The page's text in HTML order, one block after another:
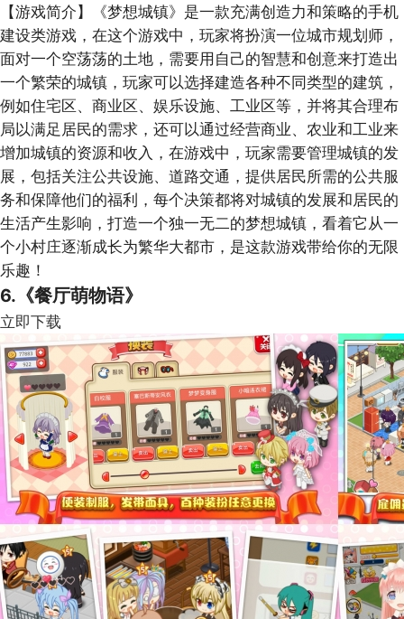
【游戏简介】
《梦想城镇》是一款充满创造力和策略的手机
建设类游戏，在这个游戏中，玩家将扮演一位城市规划师，
面对一个空荡荡的土地，需要用自己的智慧和创意来打造出
一个繁荣的城镇，玩家可以选择建造各种不同类型的建筑，
例如住宅区、商业区、娱乐设施、工业区等，并将其合理布
局以满足居民的需求，还可以通过经营商业、农业和工业来
增加城镇的资源和收入，在游戏中，玩家需要管理城镇的发
展，包括关注公共设施、道路交通，提供居民所需的公共服
务和保障他们的福利，每个决策都将对城镇的发展和居民的
生活产生影响，打造一个独一无二的梦想城镇，看着它从一
个小村庄逐渐成长为繁华大都市，是这款游戏带给你的无限
乐趣！
6.《餐厅萌物语》
立即下载